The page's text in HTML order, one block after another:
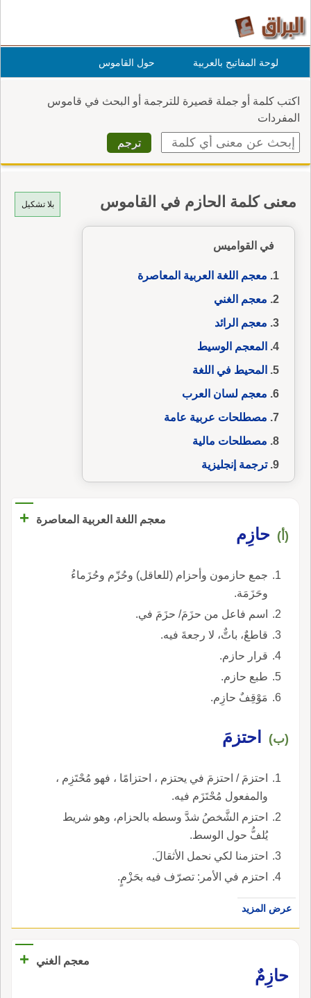
لوحة المفاتيح بالعربية حول القاموس
اكتب كلمة أو جملة قصيرة للترجمة أو البحث في قاموس
المفردات
بلا تشكيل معنى كلمة الحازم في القاموس
في القواميس
معجم اللغة العربية المعاصرة
معجم الغني
معجم الرائد
المعجم الوسيط
المحيط في اللغة
معجم لسان العرب
مصطلحات عربية عامة
مصطلحات مالية
ترجمة إنجليزية
معجم اللغة العربية المعاصرة +
(أ) حازِم
جمع حازمون وأحزام (للعاقل) وحُزّم وحُزَماءُ
وحَزَمَة.
اسم فاعل من حزَمَ/ حزَمَ في.
قاطعٌ، باتٌّ، لا رجعةَ فيه.
قرار حازم.
طبع حازم.
مَوْقِفٌ حازِم.
(ب) احتزمَ
احتزمَ / احتزمَ في يحتزم ، احتزامًا ، فهو مُحْتَزِم ،
والمفعول مُحْتَزَم فيه.
احتزم الشَّخصُ شدَّ وسطه بالحزام، وهو شريط
يُلفُّ حول الوسط.
احتزمنا لكي نحمل الأثقالَ.
احتزم في الأمر: تصرّف فيه بحَزْمٍ.
عرض المزيد
معجم الغني
+
حازِمٌ